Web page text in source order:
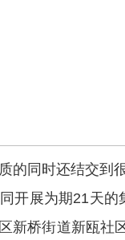
同时还结交到
开展为期21天
桥街道新瓯